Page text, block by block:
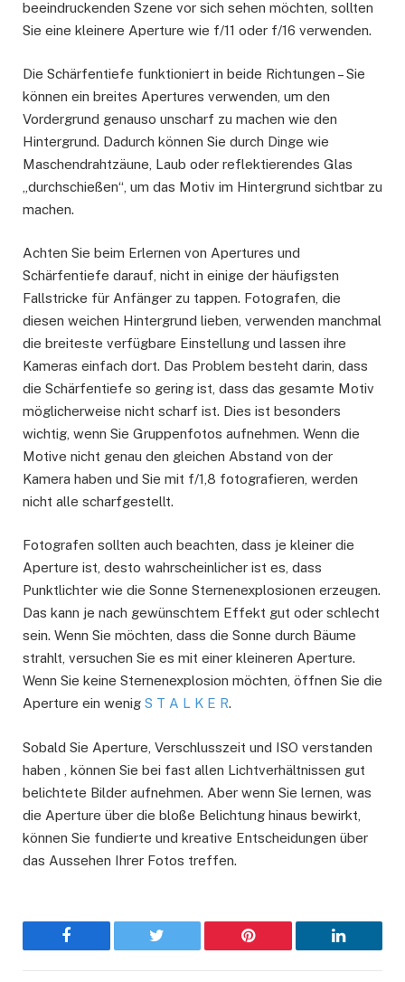
beeindruckenden Szene vor sich sehen möchten, sollten
Sie eine kleinere Aperture wie f/11 oder f/16 verwenden.
Die Schärfentiefe funktioniert in beide Richtungen – Sie
können ein breites Apertures verwenden, um den
Vordergrund genauso unscharf zu machen wie den
Hintergrund. Dadurch können Sie durch Dinge wie
Maschendrahtzäune, Laub oder reflektierendes Glas
„durchschießen“, um das Motiv im Hintergrund sichtbar zu
machen.
Achten Sie beim Erlernen von Apertures und
Schärfentiefe darauf, nicht in einige der häufigsten
Fallstricke für Anfänger zu tappen. Fotografen, die
diesen weichen Hintergrund lieben, verwenden manchmal
die breiteste verfügbare Einstellung und lassen ihre
Kameras einfach dort. Das Problem besteht darin, dass
die Schärfentiefe so gering ist, dass das gesamte Motiv
möglicherweise nicht scharf ist. Dies ist besonders
wichtig, wenn Sie Gruppenfotos aufnehmen. Wenn die
Motive nicht genau den gleichen Abstand von der
Kamera haben und Sie mit f/1,8 fotografieren, werden
nicht alle scharfgestellt.
Fotografen sollten auch beachten, dass je kleiner die
Aperture ist, desto wahrscheinlicher ist es, dass
Punktlichter wie die Sonne Sternenexplosionen erzeugen.
Das kann je nach gewünschtem Effekt gut oder schlecht
sein. Wenn Sie möchten, dass die Sonne durch Bäume
strahlt, versuchen Sie es mit einer kleineren Aperture.
Wenn Sie keine Sternenexplosion möchten, öffnen Sie die
Aperture ein wenig S T A L K E R.
Sobald Sie Aperture, Verschlusszeit und ISO verstanden
haben , können Sie bei fast allen Lichtverhältnissen gut
belichtete Bilder aufnehmen. Aber wenn Sie lernen, was
die Aperture über die bloße Belichtung hinaus bewirkt,
können Sie fundierte und kreative Entscheidungen über
das Aussehen Ihrer Fotos treffen.
Facebook Twitter Pinterest LinkedIn